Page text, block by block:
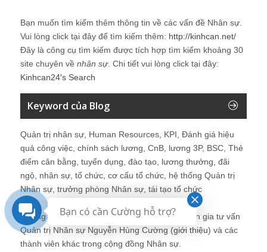
Bạn muốn tìm kiếm thêm thông tin về các vấn đề Nhân sự
Vui lòng click tại đây để tìm kiếm thêm: http://kinhcan.net/
Đây là công cụ tìm kiếm được tích hợp tìm kiếm khoảng 30
site chuyên về nhân sự. Chi tiết vui lòng click tại đây:
Kinhcan24′s Search
Keyword của Blog
Quản trị nhân sự, Human Resources, KPI, Đánh giá hiệu
quả công việc, chính sách lương, CnB, lương 3P, BSC, Thẻ
điểm cân bằng, tuyển dụng, đào tạo, lương thưởng, đãi
ngộ, nhân sự, tổ chức, cơ cấu tổ chức, hệ thống Quản trị
Nhân sự, trưởng phòng Nhân sự, tái tạo tổ chức
Những bài viết tại blog được chia sẻ bởi chuyên gia tư vấn
Quản trị Nhân sự Nguyễn Hùng Cường (giới thiệu) và các
thành viên khác trong cộng đồng Nhân sự.
Bạn có cần Cường hỗ trợ?